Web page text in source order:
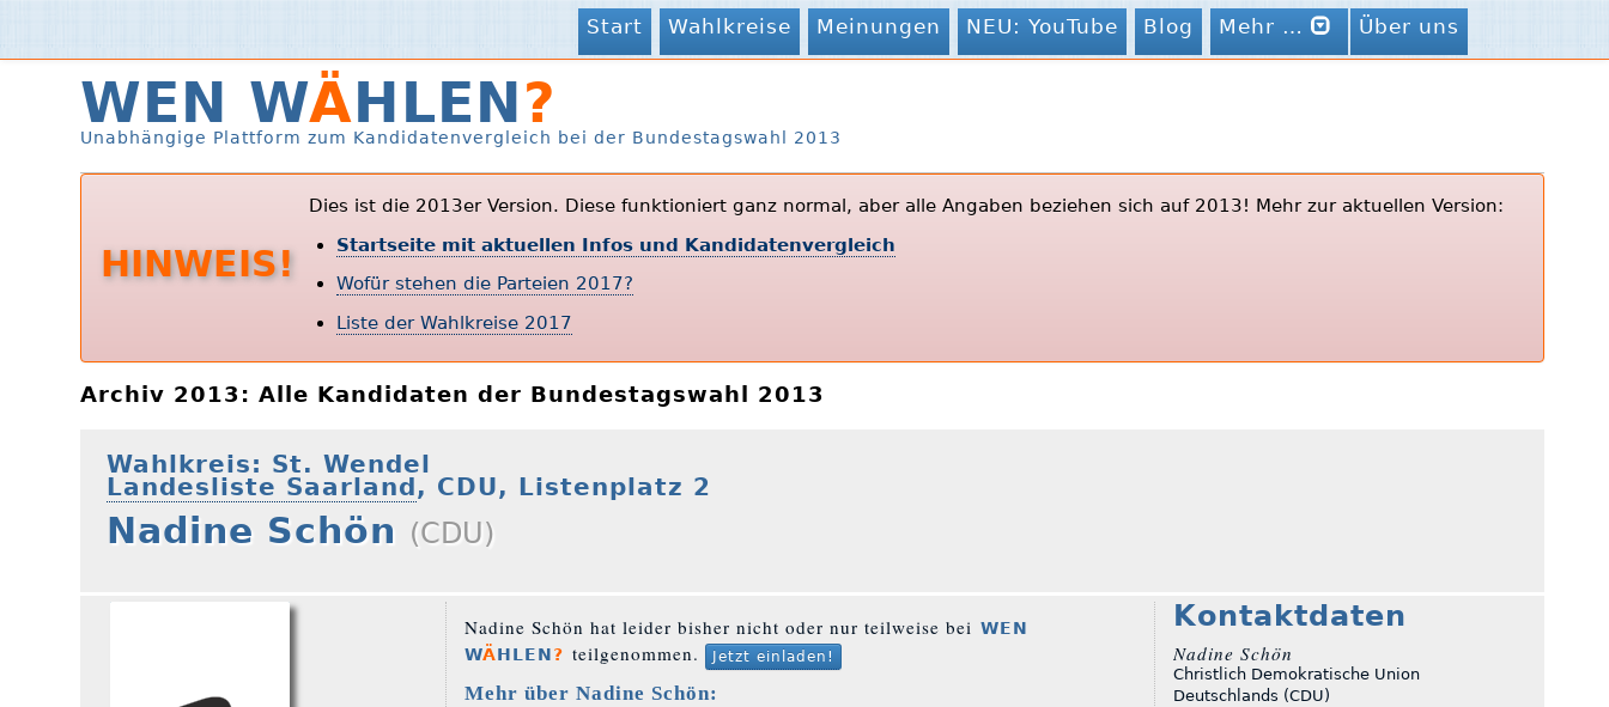
Start Wahlkreise Meinungen NEU: YouTube Blog Mehr … Über uns
WEN WÄHLEN?
Unabhängige Plattform zum Kandidatenvergleich bei der Bundestagswahl 2013
HINWEIS!
Dies ist die 2013er Version. Diese funktioniert ganz normal, aber alle Angaben beziehen sich auf 2013! Mehr zur aktuellen Version:
Startseite mit aktuellen Infos und Kandidatenvergleich
Wofür stehen die Parteien 2017?
Liste der Wahlkreise 2017
Archiv 2013: Alle Kandidaten der Bundestagswahl 2013
Wahlkreis: St. Wendel
Landesliste Saarland , CDU, Listenplatz 2
Nadine Schön (CDU)
Nadine Schön hat leider bisher nicht oder nur teilweise bei WEN
WÄHLEN? teilgenommen. Jetzt einladen!
Mehr über Nadine Schön:
Kontaktdaten
Nadine Schön
Christlich Demokratische Union
Deutschlands (CDU)